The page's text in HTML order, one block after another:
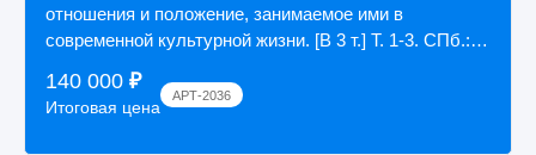
отношения и положение, занимаемое ими в
современной культурной жизни. [В 3 т.] Т. 1-3. СПб.:
140 000 ₽
Итоговая цена
АРТ-2036